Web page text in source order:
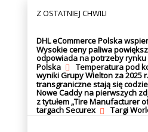
Z OSTATNIEJ CHWILI
DHL eCommerce Polska
Wysokie ceny paliwa
odpowiada na potrzeby rynku
Polska
Temperatura pod
wyniki Grupy Wielton za 2025 r.
transgraniczne stają się
Nowe Caddy na pierwszych
z tytułem „Tire Manufacturer
targach Securex
Targi